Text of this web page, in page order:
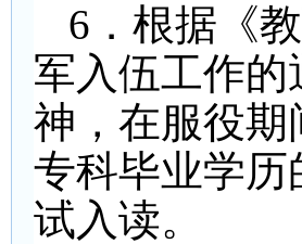
6 ．根据《
军入伍工作的
神，在服役
专科毕业学
试入读。